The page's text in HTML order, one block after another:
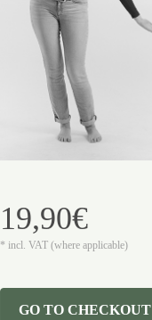
19,90€
* incl. VAT (where applicable)
GO TO CHECKOUT